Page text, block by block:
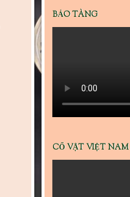
BẢO TÀNG
CỔ VẬT VIỆT NAM